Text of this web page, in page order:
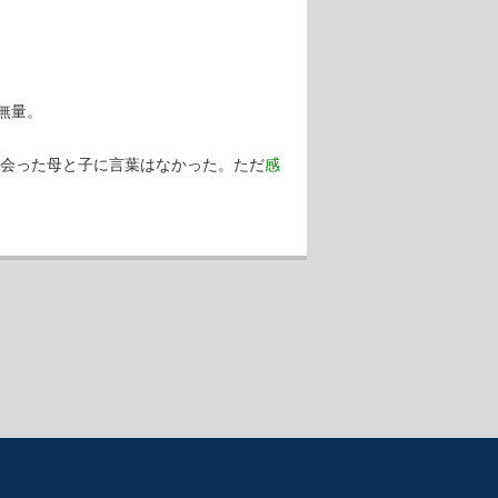
。
った母と子に言葉はなかった。ただ感